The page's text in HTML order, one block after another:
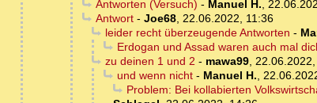
Antworten (Versuch) - Manuel H.,
Antwort- Joe68, 22.06.2022, 11:36
leider recht überzeugende Antworten -
Erdogan und Assad waren auch mal
zu deinen 1 und 2 - mawa99,
und wenn nicht- Manuel H.,
Problem: Bei kollabierten